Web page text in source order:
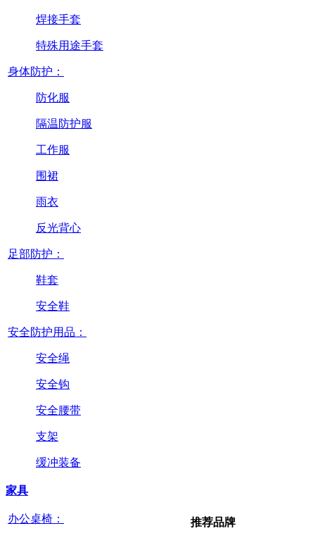
焊接手套
特殊用途手套
身体防护：
防化服
隔温防护服
工作服
围裙
雨衣
反光背心
足部防护：
鞋套
安全鞋
安全防护用品：
安全绳
安全钩
安全腰带
支架
缓冲装备
家具
办公桌椅： 推荐品牌